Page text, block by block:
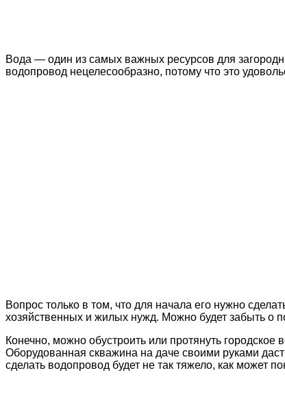
Вода — один из самых важных ресурсов для
водопровод нецелесообразно, потому что это
Вопрос только в том, что для начала его нужно
хозяйственных и жилых нужд. Можно будет забыть о
Конечно, можно обустроить или протянуть
Оборудованная скважина на даче своими руками
сделать водопровод будет не так тяжело, как может